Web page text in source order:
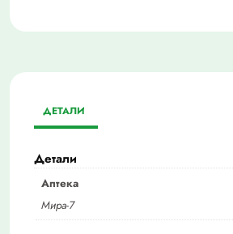
ДЕТАЛИ
Детали
Аптека
Мира-7